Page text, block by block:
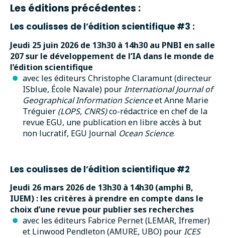
Les éditions précédentes :
Les coulisses de l’édition scientifique #3 :
Jeudi 25 juin 2026 de 13h30 à 14h30 au PNBI en salle
207 sur le développement de l’IA dans le monde de
l’édition scientifique
avec les éditeurs Christophe Claramunt (directeur
ISblue, École Navale) pourInternational Journal of
Geographical Information Scienceet Anne Marie
Tréguier (LOPS, CNRS)co-rédactrice en chef de la
revue EGU, une publication en libre accès à but
non lucratif, EGU Journal Ocean Science.
Les coulisses de l’édition scientifique #2
Jeudi 26 mars 2026 de 13h30 à 14h30 (amphi B,
IUEM) : les critères à prendre en compte dans le
choix d’une revue pour publier ses recherches
avec les éditeurs Fabrice Pernet (LEMAR, Ifremer)
et Linwood Pendleton (AMURE, UBO) pourICES